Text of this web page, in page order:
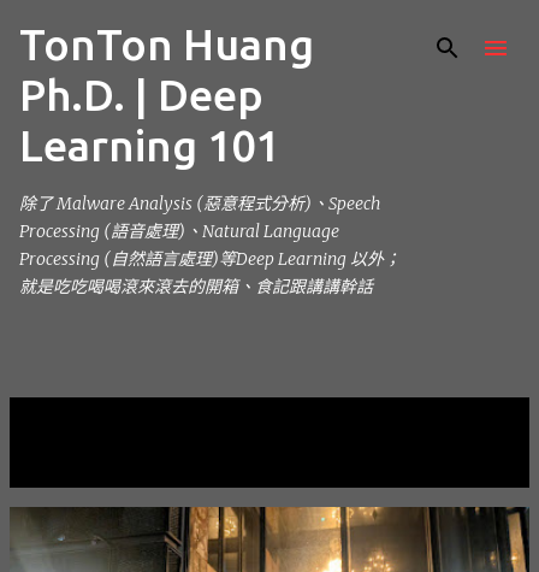
TonTon Huang
Ph.D. | Deep
Learning 101
除了 Malware Analysis (惡意程式分析)、Speech
Processing (語音處理)、Natural Language
Processing (自然語言處理)等Deep Learning 以外；
就是吃吃喝喝滾來滾去的開箱、食記跟講講幹話
發